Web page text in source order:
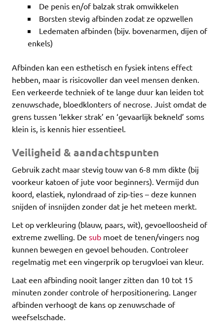
De penis en/of balzak strak omwikkelen
Borsten stevig afbinden zodat ze opzwellen
Ledematen afbinden (bijv. bovenarmen, dijen of
enkels)
Afbinden kan een esthetisch en fysiek intens effect
hebben, maar is risicovoller dan veel mensen denken.
Een verkeerde techniek of te lange duur kan leiden tot
zenuwschade, bloedklonters of necrose. Juist omdat de
grens tussen ‘lekker strak’ en ‘gevaarlijk bekneld’ soms
klein is, is kennis hier essentieel.
Veiligheid & aandachtspunten
Gebruik zacht maar stevig touw van 6-8 mm dikte (bij
voorkeur katoen of jute voor beginners). Vermijd dun
koord, elastiek, nylondraad of zip-ties – deze kunnen
snijden of insnijden zonder dat je het meteen merkt.
Let op verkleuring (blauw, paars, wit), gevoelloosheid of
extreme zwelling. De sub moet de tenen/vingers nog
kunnen bewegen en gevoel behouden. Controleer
regelmatig met een vingerprik op terugvloei van kleur.
Laat een afbinding nooit langer zitten dan 10 tot 15
minuten zonder controle of herpositionering. Langer
afbinden verhoogt de kans op zenuwschade of
weefselschade.